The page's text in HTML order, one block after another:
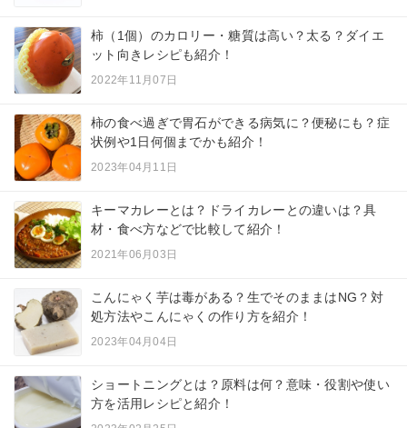
柿（1個）のカロリー・糖質は高い？太る？ダイエ
ット向きレシピも紹介！
2022年11月07日
柿の食べ過ぎで胃石ができる病気に？便秘にも？症
状例や1日何個までかも紹介！
2023年04月11日
キーマカレーとは？ドライカレーとの違いは？具
材・食べ方などで比較して紹介！
2021年06月03日
こんにゃく芋は毒がある？生でそのままはNG？対
処方法やこんにゃくの作り方を紹介！
2023年04月04日
ショートニングとは？原料は何？意味・役割や使い
方を活用レシピと紹介！